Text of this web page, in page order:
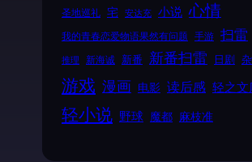
圣地巡礼 宅 安达充 小说 心情
我的青春恋爱物语果然有问题 手游 扫雷
推理 新海诚 新番 新番扫雷 日剧
游戏 漫画 电影 读后感 轻之文
轻小说 野球 魔都 麻枝准